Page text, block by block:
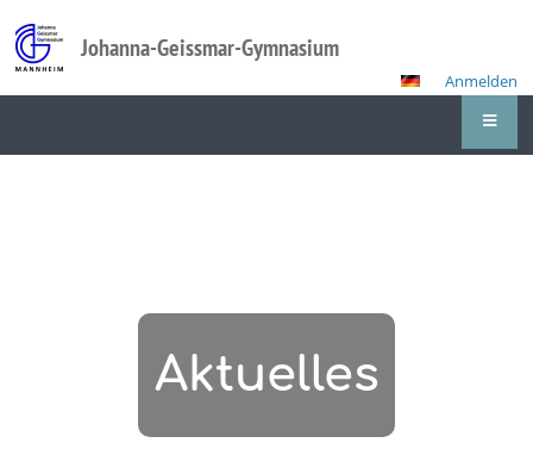
Johanna-Geissmar-Gymnasium
Anmelden
Aktuelles